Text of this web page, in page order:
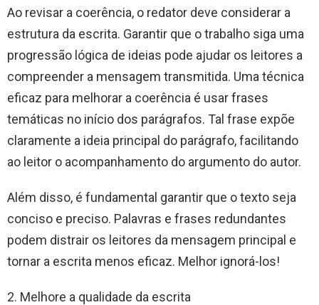
Ao revisar a coerência, o redator deve considerar a
estrutura da escrita. Garantir que o trabalho siga uma
progressão lógica de ideias pode ajudar os leitores a
compreender a mensagem transmitida. Uma técnica
eficaz para melhorar a coerência é usar frases
temáticas no início dos parágrafos. Tal frase expõe
claramente a ideia principal do parágrafo, facilitando
ao leitor o acompanhamento do argumento do autor.
Além disso, é fundamental garantir que o texto seja
conciso e preciso. Palavras e frases redundantes
podem distrair os leitores da mensagem principal e
tornar a escrita menos eficaz. Melhor ignorá-los!
2. Melhore a qualidade da escrita